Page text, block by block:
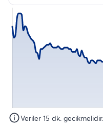
Veriler 15 dk. gecikmelidir.